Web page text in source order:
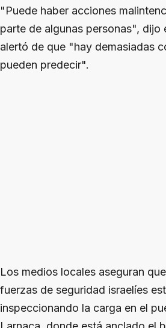
"Puede haber acciones
parte de algunas personas", dijo
alertó de que "hay demasiadas
pueden predecir".
Los medios locales aseguran
fuerzas de seguridad israelíes
inspeccionando la carga en el